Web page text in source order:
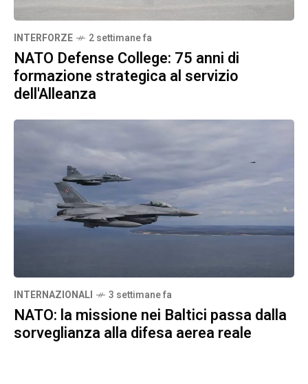
INTERFORZE 2 settimane fa
NATO Defense College: 75 anni di
formazione strategica al servizio
dell'Alleanza
INTERNAZIONALI 3 settimane fa
NATO: la missione nei Baltici passa dalla
sorveglianza alla difesa aerea reale